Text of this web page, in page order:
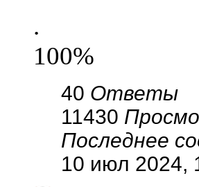
.
100%
40 Ответы
11430
Последнее
10 июл 2024,